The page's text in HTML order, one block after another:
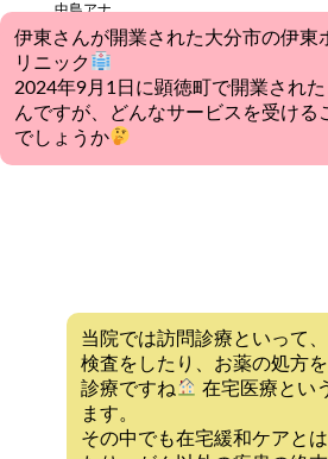
中島アナ
伊東さんが開業された大分市の伊東
リニック
2024年9月1日に顕徳町で開業され
んですが、どんなサービスを受ける
でしょうか
当院では訪問診療といって
検査をしたり、お薬の処方
診療ですね
在宅医療とい
ます。
その中でも在宅緩和ケアと